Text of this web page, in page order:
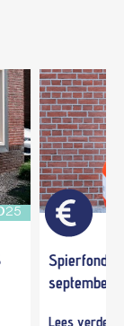
Spierfonds
september
Lees verder